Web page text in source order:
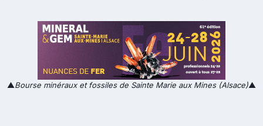
▲Bourse minéraux et fossiles de Sainte Marie aux Mines (Alsace)▲